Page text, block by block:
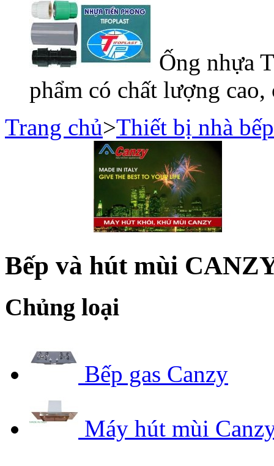
Ống nhựa
phẩm có chất lượng cao,
Trang chủ>Thiết bị nhà bếp
Bếp và hút mùi
Chủng loại
Bếp gas Canzy
Máy hút mùi